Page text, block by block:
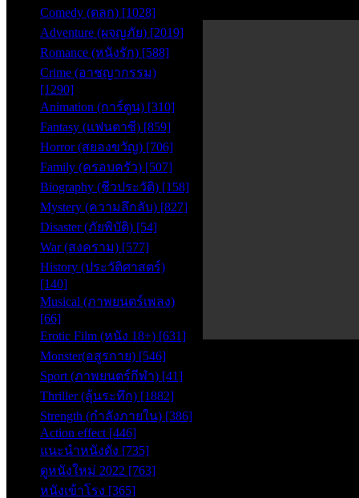
Comedy (ตลก) [1028]
Adventure (ผจญภัย) [2019]
Romance (หนังรัก) [588]
Crime (อาชญากรรม)
[1290]
Animation (การ์ตูน) [310]
Fantasy (แฟนตาซี) [859]
Horror (สยองขวัญ) [706]
Family (ครอบครัว) [507]
Biography (ชีวประวัติ) [158]
Mystery (ความลึกลับ) [827]
Disaster (ภัยพิบัติ) [54]
War (สงคราม) [577]
History (ประวัติศาสตร์)
[140]
Musical (ภาพยนตร์เพลง)
[66]
Erotic Film (หนัง 18+) [631]
Monster(อสูรกาย) [546]
Sport (ภาพยนตร์กีฬา) [41]
Thriller (ลุ้นระทึก) [1882]
Strength (กำลังภายใน) [386]
Action effect [446]
แนะนำหนังดัง [735]
ดูหนังใหม่ 2022 [763]
หนังเข้าโรง [365]